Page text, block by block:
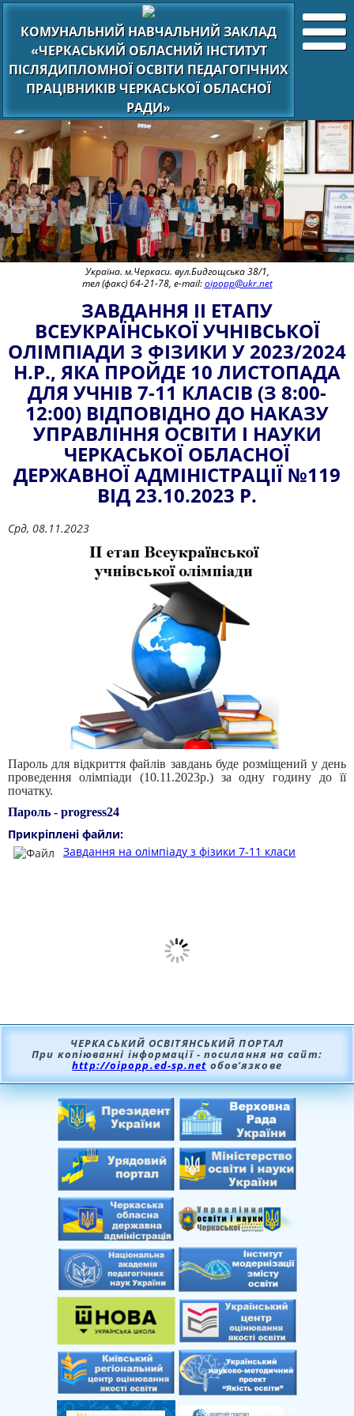
КОМУНАЛЬНИЙ НАВЧАЛЬНИЙ ЗАКЛАД
«ЧЕРКАСЬКИЙ ОБЛАСНИЙ ІНСТИТУТ
ПІСЛЯДИПЛОМНОЇ ОСВІТИ ПЕДАГОГІЧНИХ
ПРАЦІВНИКІВ ЧЕРКАСЬКОЇ ОБЛАСНОЇ
РАДИ»
Україна. м.Черкаси. вул.Бидгощська 38/1,
тел (факс) 64-21-78, e-mail:oipopp@ukr.net
ЗАВДАННЯ ІІ ЕТАПУ
ВСЕУКРАЇНСЬКОЇ УЧНІВСЬКОЇ
ОЛІМПІАДИ З ФІЗИКИ У 2023/2024
Н.Р., ЯКА ПРОЙДЕ 10 ЛИСТОПАДА
ДЛЯ УЧНІВ 7-11 КЛАСІВ (З 8:00-
12:00) ВІДПОВІДНО ДО НАКАЗУ
УПРАВЛІННЯ ОСВІТИ І НАУКИ
ЧЕРКАСЬКОЇ ОБЛАСНОЇ
ДЕРЖАВНОЇ АДМІНІСТРАЦІЇ №119
ВІД 23.10.2023 Р.
Срд, 08.11.2023
Пароль для відкриття файлів завдань буде розміщений у день
проведення олімпіади (10.11.2023р.) за одну годину до її
початку.
Пароль - progress24
Прикріплені файли:
Завдання на олімпіаду з фізики 7-11 класи
ЧЕРКАСЬКИЙ ОСВІТЯНСЬКИЙ ПОРТАЛ
При копіюванні інформації - посилання на сайт:
http://oipopp.ed-sp.net обов’язкове